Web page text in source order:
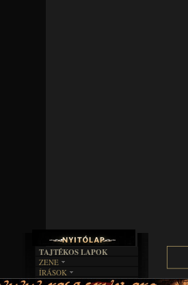
TAJTÉKOS LAPOK
ZENE
EGYÜTTESEK
ÍRÁSOK
BOSZORKÁNYKONYHA